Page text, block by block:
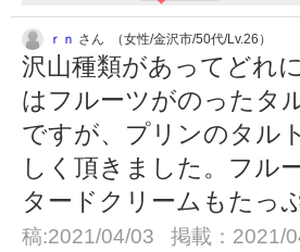
ｒｎ さん （女性/金沢市/50代/Lv.26）
沢山種類があってどれ
はフルーツがのったタ
ですが、プリンのタル
しく頂きました。フル
タードクリームもたっ
稿:2021/04/03 掲載：2021/